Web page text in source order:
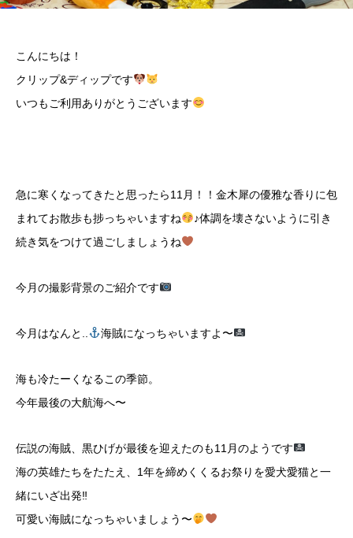
こんにちは！
クリップ&ディップです
いつもご利用ありがとうございます
急に寒くなってきたと思ったら11月！！金木犀の優雅な香りに包
まれてお散歩も捗っちゃいますね
♪体調を壊さないように引き
続き気をつけて過ごしましょうね
今月の撮影背景のご紹介です
今月はなんと.. 海賊になっちゃいますよ〜
海も冷たーくなるこの季節。
今年最後の大航海へ〜
伝説の海賊、黒ひげが最後を迎えたのも11月のようです
海の英雄たちをたたえ、1年を締めくくるお祭りを愛犬愛猫と一
緒にいざ出発‼︎
可愛い海賊になっちゃいましょう〜